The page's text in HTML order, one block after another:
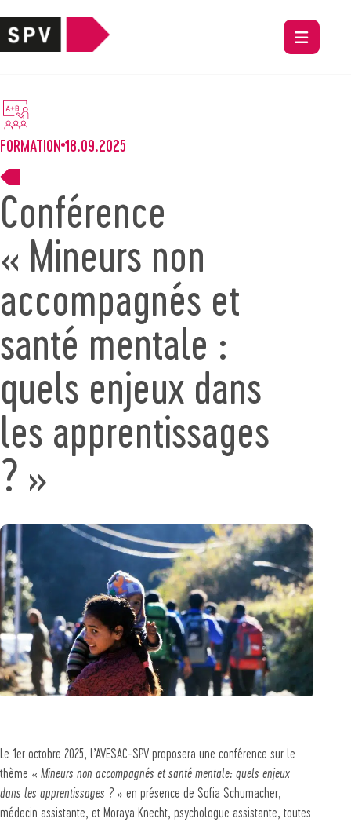
FORMATION 18.09.2025
Conférence
« Mineurs non
accompagnés et
santé mentale :
quels enjeux dans
les apprentissages
? »
Le 1er octobre 2025, l’AVESAC-SPV proposera une conférence sur le
thème « Mineurs non accompagnés et santé mentale: quels enjeux
dans les apprentissages ?» en présence de Sofia Schumacher,
médecin assistante, et Moraya Knecht, psychologue assistante, toutes